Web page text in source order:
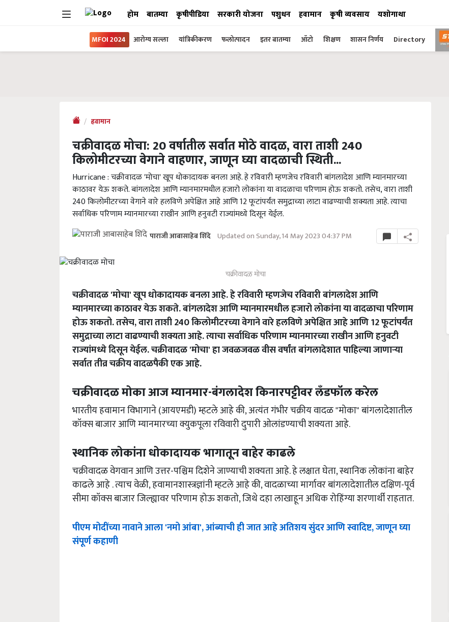
होम बातम्या कृषीपीडिया सरकारी योजना पशुधन हवामान कृषी व्यवसाय यशोगाथा
MFOI 2024 आरोग्य सल्ला यांत्रिकीकरण फलोत्पादन इतर बातम्या ऑटो शिक्षण शासन निर्णय Directory
हवामान
चक्रीवादळ मोचा: 20 वर्षातील सर्वात मोठे वादळ, वारा ताशी 240
किलोमीटरच्या वेगाने वाहणार, जाणून घ्या वादळाची स्थिती...
Hurricane : चक्रीवादळ 'मोचा' खूप धोकादायक बनला आहे. हे रविवारी म्हणजेच रविवारी बांगलादेश आणि म्यानमारच्या
काठावर येऊ शकते. बांगलादेश आणि म्यानमारमधील हजारो लोकांना या वादळाचा परिणाम होऊ शकतो. तसेच, वारा ताशी
240 किलोमीटरच्या वेगाने वारे हलविणे अपेक्षित आहे आणि 12 फूटांपर्यंत समुद्राच्या लाटा वाढण्याची शक्यता आहे. त्याचा
सर्वाधिक परिणाम म्यानमारच्या राखीन आणि हनुवटी राज्यांमध्ये दिसून येईल.
पाराजी आबासाहेब शिंदे Updated on Sunday, 14 May 2023 04:37 PM
चक्रीवादळ मोचा
चक्रीवादळ 'मोचा' खूप धोकादायक बनला आहे. हे रविवारी म्हणजेच रविवारी बांगलादेश आणि
म्यानमारच्या काठावर येऊ शकते. बांगलादेश आणि म्यानमारमधील हजारो लोकांना या वादळाचा परिणाम
होऊ शकतो. तसेच, वारा ताशी 240 किलोमीटरच्या वेगाने वारे हलविणे अपेक्षित आहे आणि 12 फूटांपर्यंत
समुद्राच्या लाटा वाढण्याची शक्यता आहे. त्याचा सर्वाधिक परिणाम म्यानमारच्या राखीन आणि हनुवटी
राज्यांमध्ये दिसून येईल. चक्रीवादळ 'मोचा' हा जवळजवळ वीस वर्षांत बांगलादेशात पाहिल्या जाणार्‍या
सर्वात तीव्र चक्रीय वादळपैकी एक आहे.
चक्रीवादळ मोका आज म्यानमार-बंगलादेश किनारपट्टीवर लँडफॉल करेल
भारतीय हवामान विभागाने (आयएमडी) म्हटले आहे की, अत्यंत गंभीर चक्रीय वादळ "मोका" बांगलादेशातील
कॉक्स बाजार आणि म्यानमारच्या क्युकपूला रविवारी दुपारी ओलांडण्याची शक्यता आहे.
स्थानिक लोकांना धोकादायक भागातून बाहेर काढले
चक्रीवादळ वेगवान आणि उत्तर-पश्चिम दिशेने जाण्याची शक्यता आहे. हे लक्षात घेता, स्थानिक लोकांना बाहेर
काढले आहे . त्याच वेळी, हवामानशास्त्रज्ञांनी म्हटले आहे की, वादळाच्या मार्गावर बांगलादेशातील दक्षिण-पूर्व
सीमा कॉक्स बाजार जिल्ह्यावर परिणाम होऊ शकतो, जिथे दहा लाखाहून अधिक रोहिंग्या शरणार्थी राहतात.
पीएम मोदींच्या नावाने आला 'नमो आंबा', आंब्याची ही जात आहे अतिशय सुंदर आणि स्वादिष्ट, जाणून घ्या
संपूर्ण कहाणी